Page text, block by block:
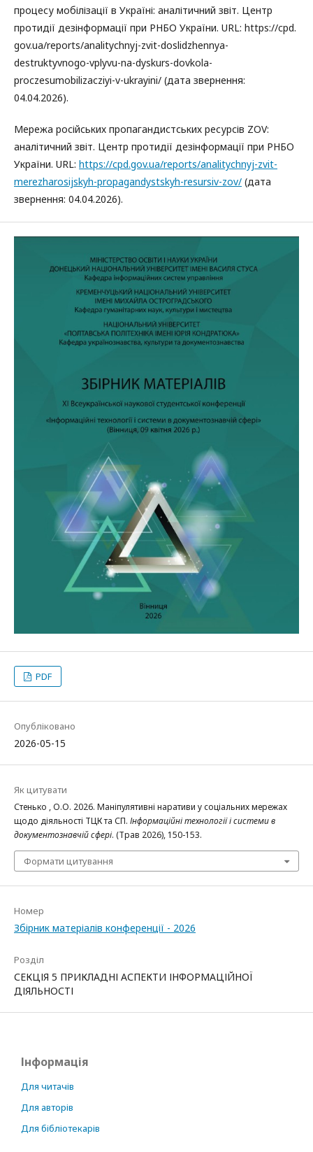
процесу мобілізації в Україні: аналітичний звіт. Центр
протидії дезінформації при РНБО України. URL: https://cpd.
gov.ua/reports/analitychnyj-zvit-doslidzhennya-
destruktyvnogo-vplyvu-na-dyskurs-dovkola-
proczesumobilizacziyi-v-ukrayini/ (дата звернення:
04.04.2026).
Мережа російських пропагандистських ресурсів ZOV:
аналітичний звіт. Центр протидії дезінформації при РНБО
України. URL: https://cpd.gov.ua/reports/analitychnyj-zvit-
merezharosijskyh-propagandystskyh-resursiv-zov/ (дата
звернення: 04.04.2026).
PDF
Опубліковано
2026-05-15
Як цитувати
Стенько , О.О. 2026. Маніпулятивні наративи у соціальних мережах
щодо діяльності ТЦК та СП. Інформаційні технології і системи в
документознавчій сфері. (Трав 2026), 150-153.
Формати цитування
Номер
Збірник матеріалів конференції - 2026
Розділ
СЕКЦІЯ 5 ПРИКЛАДНІ АСПЕКТИ ІНФОРМАЦІЙНОЇ
ДІЯЛЬНОСТІ
Інформація
Для читачів
Для авторів
Для бібліотекарів